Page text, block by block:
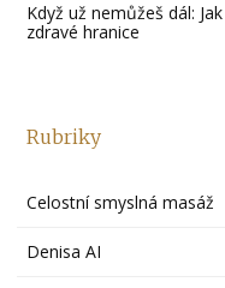
Když už nemůžeš dál:
zdravé hranice
Rubriky
Celostní smyslná masáž
Denisa AI